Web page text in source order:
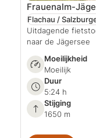
Frauenalm-
Flachau /
Uitdagende
naar de Jägersee
Moeilijkheid
Moeilijk
Duur
5:24 h
Stijging
1650 m